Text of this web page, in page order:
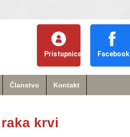
Pristupnica Facebook
Članstvo Kontakt
krvi